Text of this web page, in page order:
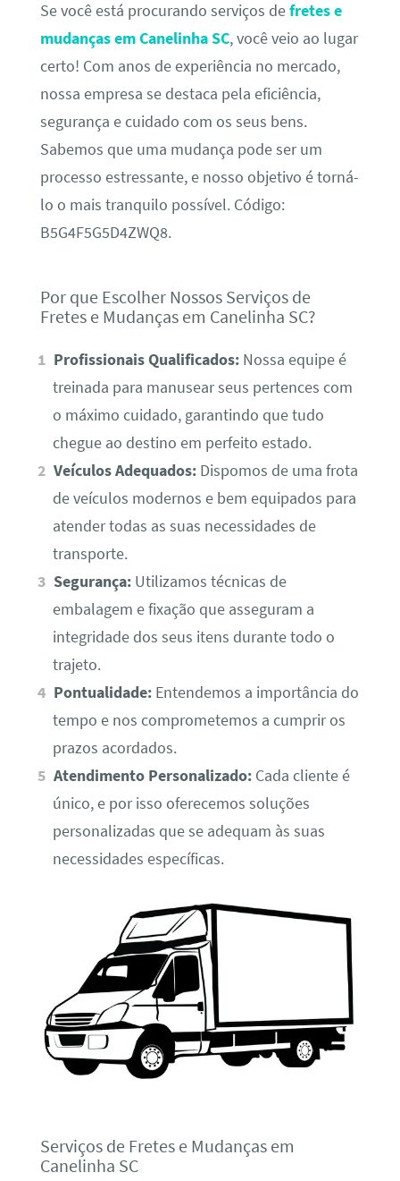
Se você está procurando serviços defretes e
mudanças em Canelinha SC, você veio ao lugar
certo! Com anos de experiência no mercado,
nossa empresa se destaca pela eficiência,
segurança e cuidado com os seus bens.
Sabemos que uma mudança pode ser um
processo estressante, e nosso objetivo é torná-
lo o mais tranquilo possível. Código:
B5G4F5G5D4ZWQ8.
Por que Escolher Nossos Serviços de
Fretes e Mudanças em Canelinha SC?
Profissionais Qualificados: Nossa equipe é
treinada para manusear seus pertences com
o máximo cuidado, garantindo que tudo
chegue ao destino em perfeito estado.
Veículos Adequados: Dispomos de uma frota
de veículos modernos e bem equipados para
atender todas as suas necessidades de
transporte.
Segurança: Utilizamos técnicas de
embalagem e fixação que asseguram a
integridade dos seus itens durante todo o
trajeto.
Pontualidade: Entendemos a importância do
tempo e nos comprometemos a cumprir os
prazos acordados.
Atendimento Personalizado: Cada cliente é
único, e por isso oferecemos soluções
personalizadas que se adequam às suas
necessidades específicas.
Serviços de Fretes e Mudanças em
Canelinha SC